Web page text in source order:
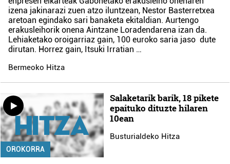
izena jakinarazi zuen atzo iluntzean, Nestor Basterretxea
aretoan egindako sari banaketa ekitaldian. Aurtengo
erakusleihorik onena Aintzane Loradendarena izan da.
Lehiaketako oroigarriaz gain, 100 euroko saria jaso dute
dirutan. Horrez gain, Itsuki Irratian …
Bermeoko Hitza
OROKORRA
Salaketarik barik, 18 pikete
epaituko dituzte hilaren
10ean
Busturialdeko Hitza